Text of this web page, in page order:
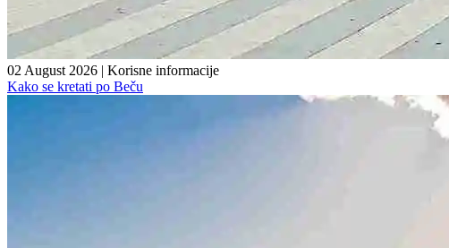
02 August 2026 | Korisne informacije
Kako se kretati po Beču